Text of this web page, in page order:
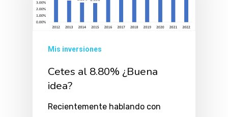
Mis inversiones
Cetes al 8.80% ¿Buena
idea?
Recientemente hablando con